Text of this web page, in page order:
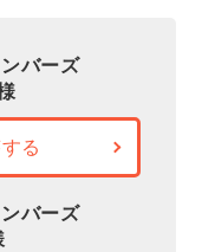
バーズ
る
バーズ